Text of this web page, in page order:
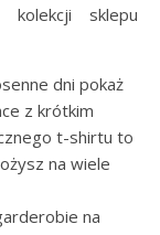
sklepu
dni pokaż
z krótkim
t-shirtu to
na wiele
na